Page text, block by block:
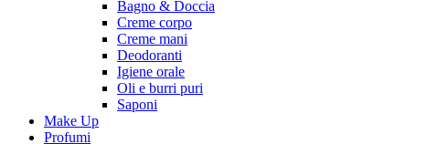
Bagno & Doccia
Creme corpo
Creme mani
Deodoranti
Igiene orale
Oli e burri puri
Saponi
Make Up
Profumi